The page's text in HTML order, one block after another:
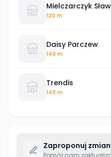
Mielczarczyk
120 m
Daisy Parczew
140 m
Trendis
140 m
Zaproponuj
Pomóż nam